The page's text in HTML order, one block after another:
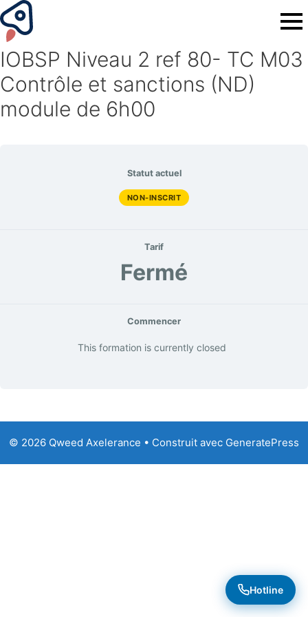
IOBSP Niveau 2 ref 80- TC M03
Contrôle et sanctions (ND)
module de 6h00
Statut actuel
NON-INSCRIT
Tarif
Fermé
Commencer
This formation is currently closed
© 2026 Qweed Axelerance • Construit avec GeneratePress
Hotline